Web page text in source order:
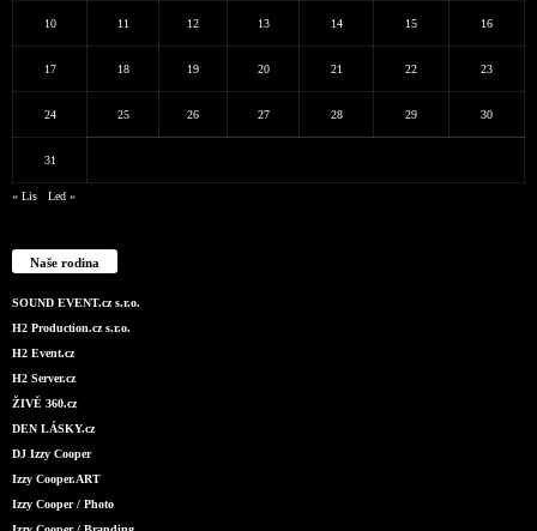
10 11 12 13 14 15 16
17 18 19 20 21 22 23
24 25 26 27 28 29 30
31
« Lis Led »
Naše rodina
SOUND EVENT.cz s.r.o.
H2 Production.cz s.r.o.
H2 Event.cz
H2 Server.cz
ŽIVĚ 360.cz
DEN LÁSKY.cz
DJ Izzy Cooper
Izzy Cooper.ART
Izzy Cooper / Photo